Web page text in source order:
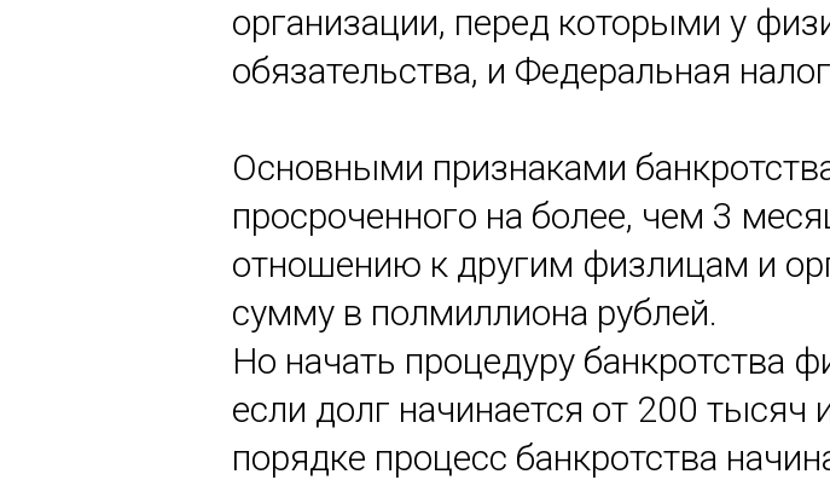
организации, перед которыми у
обязательства, и Федеральная
Основными признаками
просроченного на более, чем 3
отношению к другим физлицам и
сумму в полмиллиона рублей.
Но начать процедуру банкротства
если долг начинается от 200 тысяч
порядке процесс банкротства